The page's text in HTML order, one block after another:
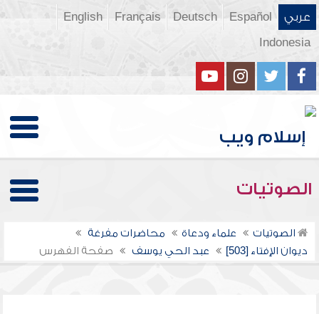
عربي Español
Deutsch
Français
English
Indonesia
الصوتيات
الصوتيات علماء ودعاة
محاضرات مفرغة
ديوان الإفتاء [503]
عبد الحي يوسف صفحة الفهرس